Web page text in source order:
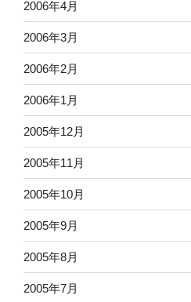
2006年4月
2006年3月
2006年2月
2006年1月
2005年12月
2005年11月
2005年10月
2005年9月
2005年8月
2005年7月